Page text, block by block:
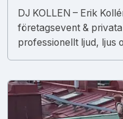
DJ KOLLEN – Erik
företagsevent &
professionellt ljud, ljus